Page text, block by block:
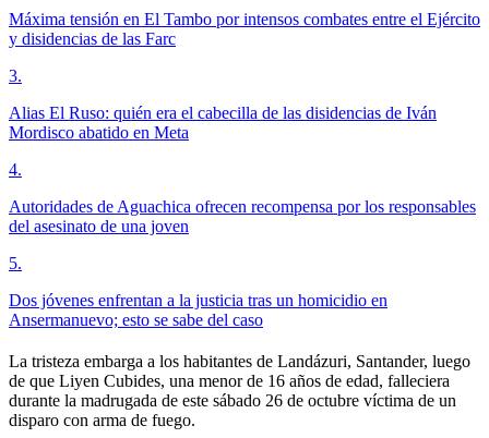
Máxima tensión en El Tambo por intensos combates entre el Ejército
y disidencias de las Farc
3.
Alias El Ruso: quién era el cabecilla de las disidencias de Iván
Mordisco abatido en Meta
4.
Autoridades de Aguachica ofrecen recompensa por los responsables
del asesinato de una joven
5.
Dos jóvenes enfrentan a la justicia tras un homicidio en
Ansermanuevo; esto se sabe del caso
La tristeza embarga a los habitantes de Landázuri, Santander, luego
de que Liyen Cubides, una menor de 16 años de edad, falleciera
durante la madrugada de este sábado 26 de octubre víctima de un
disparo con arma de fuego.